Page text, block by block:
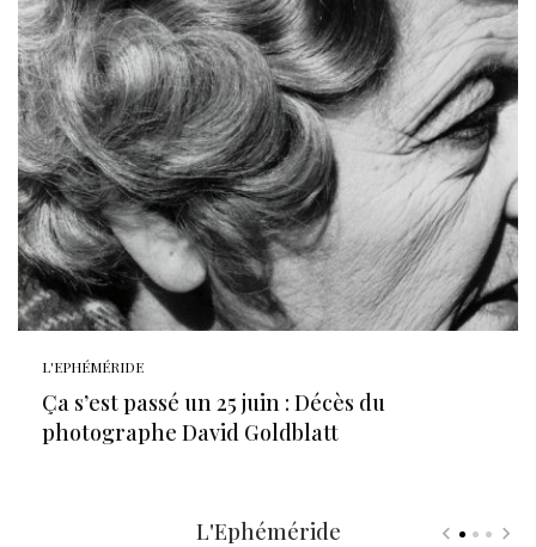
L'EPHÉMÉRIDE
Ça s’est passé un 25 juin : Décès du
photographe David Goldblatt
L'Ephéméride